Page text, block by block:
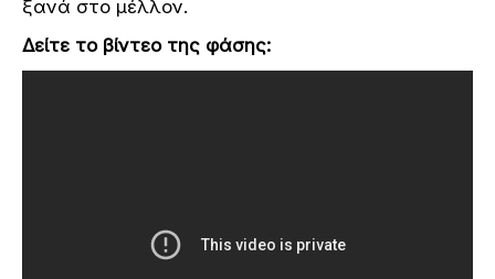
ξανά στο μέλλον.
Δείτε το βίντεο της φάσης: